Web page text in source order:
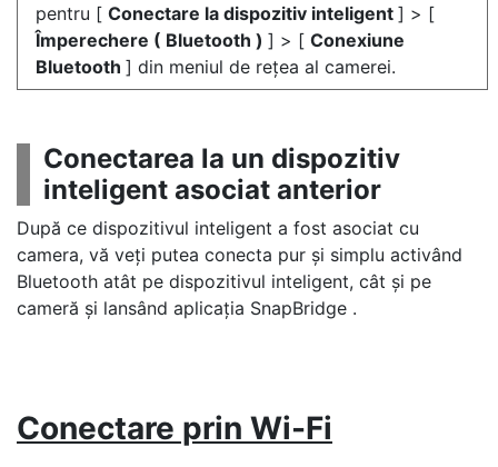
pentru [ Conectare la dispozitiv inteligent ] > [
Împerechere ( Bluetooth ) ] > [ Conexiune
Bluetooth ] din meniul de rețea al camerei.
Conectarea la un dispozitiv
inteligent asociat anterior
După ce dispozitivul inteligent a fost asociat cu
camera, vă veți putea conecta pur și simplu activând
Bluetooth atât pe dispozitivul inteligent, cât și pe
cameră și lansând aplicația SnapBridge .
Conectare prin Wi-Fi